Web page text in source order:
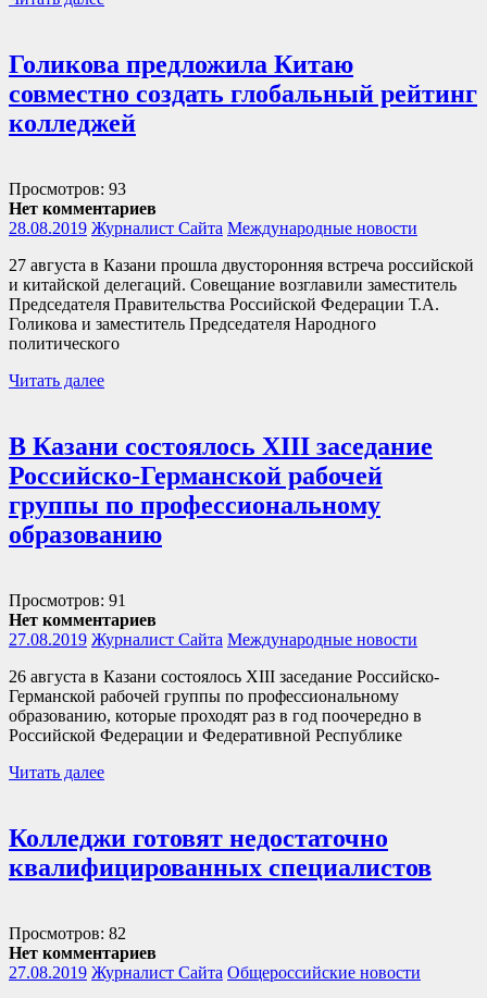
Голикова предложила Китаю
совместно создать глобальный рейтинг
колледжей
Просмотров: 93
Нет комментариев
28.08.2019 Журналист Сайта Международные новости
27 августа в Казани прошла двусторонняя встреча российской
и китайской делегаций. Совещание возглавили заместитель
Председателя Правительства Российской Федерации Т.А.
Голикова и заместитель Председателя Народного
политического
Читать далее
В Казани состоялось XIII заседание
Российско-Германской рабочей
группы по профессиональному
образованию
Просмотров: 91
Нет комментариев
27.08.2019 Журналист Сайта Международные новости
26 августа в Казани состоялось XIII заседание Российско-
Германской рабочей группы по профессиональному
образованию, которые проходят раз в год поочередно в
Российской Федерации и Федеративной Республике
Читать далее
Колледжи готовят недостаточно
квалифицированных специалистов
Просмотров: 82
Нет комментариев
27.08.2019 Журналист Сайта Общероссийские новости